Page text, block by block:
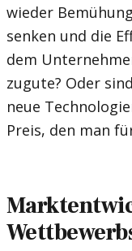
wieder
senken und die
dem
zugute? Oder
neue
Preis, den man